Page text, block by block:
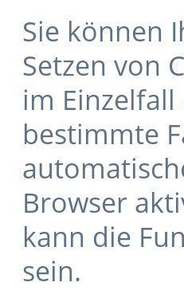
Sie können
Setzen von
im
bestimmte
Browser
kann die
sein.